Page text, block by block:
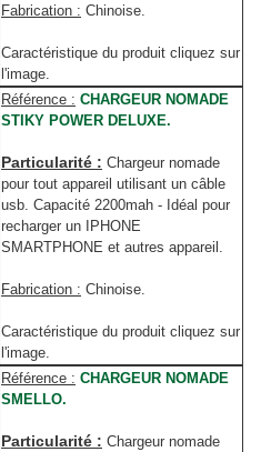
Fabrication : Chinoise.
Caractéristique du produit cliquez sur
l'image.
Référence : CHARGEUR NOMADE
STIKY POWER DELUXE.
Particularité : Chargeur nomade
pour tout appareil utilisant un câble
usb. Capacité 2200mah - Idéal pour
recharger un IPHONE
SMARTPHONE et autres appareil .
Fabrication : Chinoise.
Caractéristique du produit cliquez sur
l'image.
Référence : CHARGEUR NOMADE
SMELLO.
Particularité : Chargeur nomade